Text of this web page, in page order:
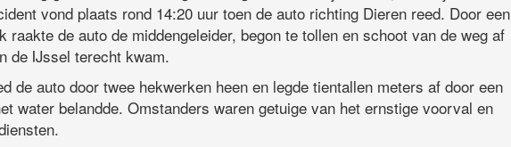
vond plaats rond 14:20 uur toen de auto richting Dieren reed. Door een
raakte de auto de middengeleider, begon te tollen en schoot van de weg af
de IJssel terecht kwam.
de auto door twee hekwerken heen en legde tientallen meters af door een
water belandde. Omstanders waren getuige van het ernstige voorval en